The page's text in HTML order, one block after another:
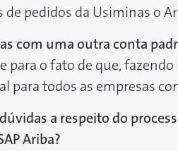
de pedidos da Usiminas o
com uma outra conta
para o fato de que,
para todos as empresas
a respeito do
Ariba?